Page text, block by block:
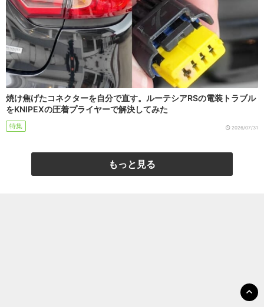
焼け焦げたコネクターを自分で直す。ルーテシアRSの電装トラブル
をKNIPEXの圧着プライヤーで解決してみた
特集 2026/07/31
もっと見る